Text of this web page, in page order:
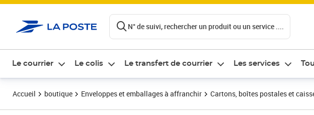
N° de suivi, rechercher un produit ou un service ....
Le courrier Le colis Le transfert de courrier Les services
Accueil boutique Enveloppes et emballages à affranchir Cartons, boîtes postales et